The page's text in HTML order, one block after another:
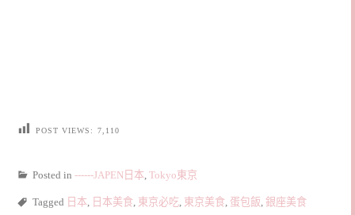
POST VIEWS: 7,110
Posted in ------JAPEN日本 Tokyo東京
Tagged 日本 日本美食 東京必吃 東京美食 蛋包飯 銀座美食